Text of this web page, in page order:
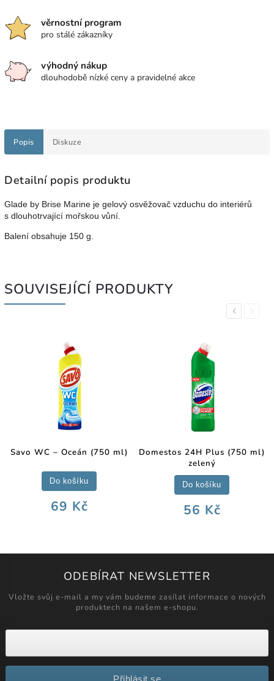
věrnostní program
pro stálé zákazníky
výhodný nákup
dlouhodobě nízké ceny a pravidelné akce
Popis Diskuze
Detailní popis produktu
Glade by Brise Marine je gelový osvěžovač vzduchu do interiérů
s dlouhotrvající mořskou vůní.
Balení obsahuje 150 g.
SOUVISEJÍCÍ PRODUKTY
Previous
Savo WC – Oceán (750 ml)
69 Kč
Do košíku
Domestos 24H Plus (750 ml)
zelený
56 Kč
Do košíku
Next
ODEBÍRAT NEWSLETTER
Vložte svůj e-mail a my vám budeme zasílat informace o nových
produktech na našem e-shopu.
Přihlásit se